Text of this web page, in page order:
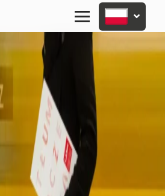
Primary
Menu